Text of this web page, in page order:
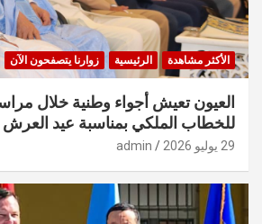
الأكثر مشاهدة الرئيسية زوارنا يتصفحون الآن
العيون تعيش أجواء وطنية خلال
للخطاب الملكي بمناسبة عيد العرش
29 يوليو 2026 admin